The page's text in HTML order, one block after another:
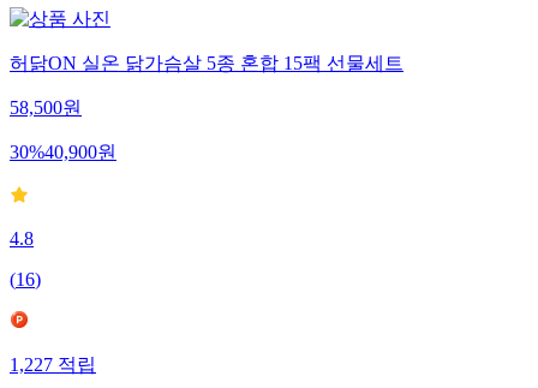
허닭ON 실온 닭가슴살 5종 혼합 15팩 선물세트
58,500원
30%40,900원
4.8
(16)
1,227적립